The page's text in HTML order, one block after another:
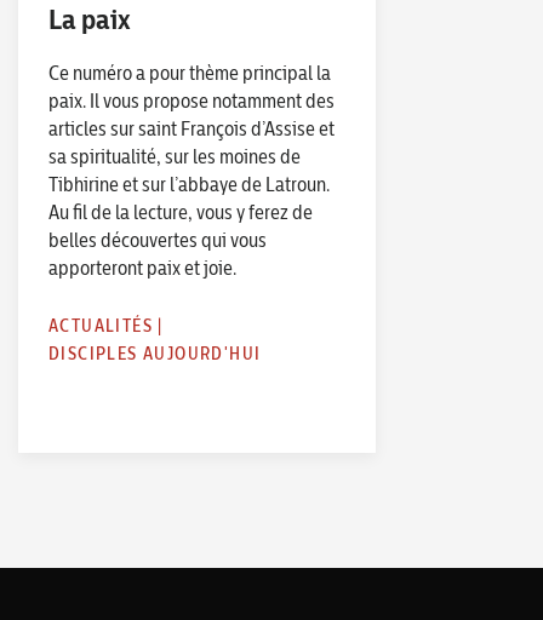
La paix
Ce numéro a pour thème principal la
paix. Il vous propose notamment des
articles sur saint François d’Assise et
sa spiritualité, sur les moines de
Tibhirine et sur l’abbaye de Latroun.
Au fil de la lecture, vous y ferez de
belles découvertes qui vous
apporteront paix et joie.
ACTUALITÉS |
DISCIPLES AUJOURD'HUI